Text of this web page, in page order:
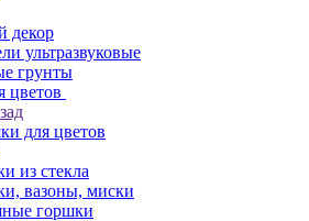
декор
ультразвуковые
грунты
цветов
для цветов
из стекла
вазоны, миски
горшки